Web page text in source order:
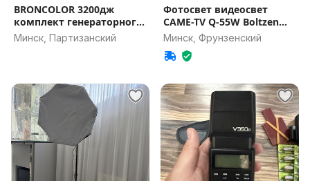
BRONCOLOR 3200дж
комплект генераторного
света
Минск, Партизанский
Фотосвет видеосвет
CAME-TV Q-55W Boltzen
55w
Минск, Фрунзенский